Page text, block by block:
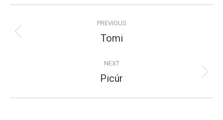
navigation
PREVIOUS
Previous
Tomi
NEXT
Next
Picúr